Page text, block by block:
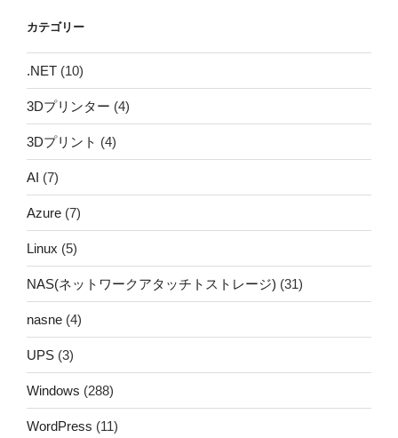
ブ
カテゴリー
.NET (10)
3Dプリンター (4)
3Dプリント (4)
AI (7)
Azure (7)
Linux (5)
NAS(ネットワークアタッチトストレージ) (31)
nasne (4)
UPS (3)
Windows (288)
WordPress (11)